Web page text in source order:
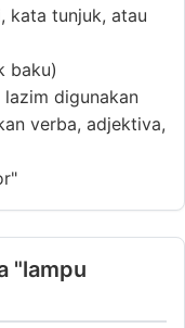
kata tunjuk, atau
baku)
digunakan
verba, adjektiva,
"lampu